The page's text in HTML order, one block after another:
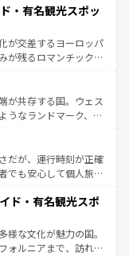
なるスペインはその個
麗な宮殿、歴史的な大
自然が、訪れる者を心
食の国としても知ら
化遺産にも登録されて
しみ方が可能だ。さ
れており、どの街角に
。パリ以外の個性あふ
・有名観光スポッ
が交差するヨーロッパ
が残るロマンチック街
きることがない。ベ
のアルプスの絶景、そ
た風景は必見。ビール
お、新着の
してほしい。
が共存する国。ウェス
うなランドマーク、歴
、優雅なアフタヌーン
英国パブ、サッカー観
も豊富。イギリスを旅
だが、運行時刻が正確
でも安心して個人旅行
ならではのユニークな
なく町歩きも満喫する
物価も高いが、旅行
あり、うまく活用すれ
ド・有名観光スポ
様な文化が魅力の国。
ォルニアまで、訪れる